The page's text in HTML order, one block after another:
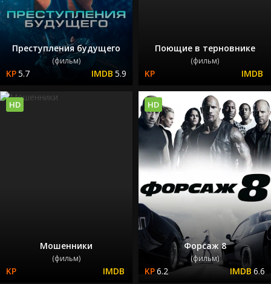
Преступления будущего
(фильм)
5.7 5.9
Поющие в терновнике
(фильм)
Мошенники
(фильм)
HD
Форсаж 8
(фильм)
6.2 6.6
HD